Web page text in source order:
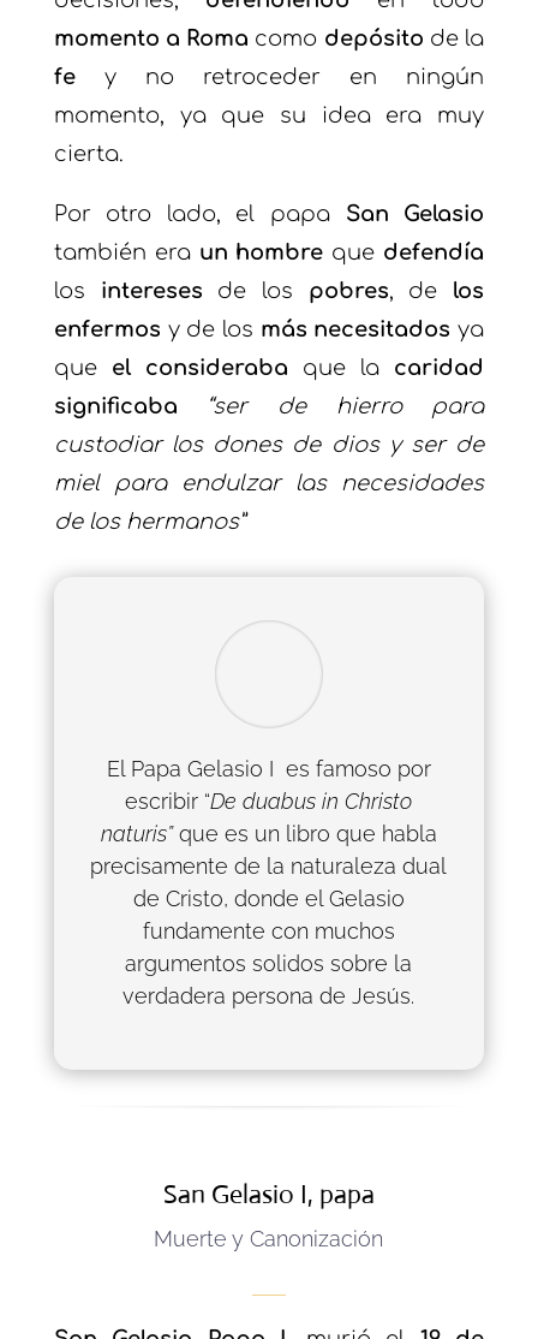
momento a Roma como depósito de la
fey no retroceder en ningún
momento, ya que su idea era muy
cierta.
Por otro lado, el papa San Gelasio
también era un hombre que defendía
los intereses de los pobres, de los
enfermos y de los más necesitados ya
que el consideraba que la caridad
significaba
“ser de hierro para
custodiar los dones de dios y ser de
miel para endulzar las necesidades
de los hermanos”
El Papa Gelasio I es famoso por
escribir “De duabus in Christo
naturis”que es un libro que habla
precisamente de la naturaleza dual
de Cristo, donde el Gelasio
fundamente con muchos
argumentos solidos sobre la
verdadera persona de Jesús.
San Gelasio I, papa
Muerte y Canonización